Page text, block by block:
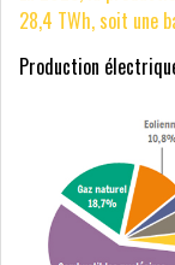
28,4 TWh, soit une
Production